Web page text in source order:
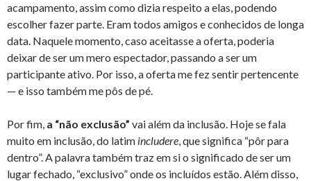
acampamento, assim como dizia respeito a elas, podendo
escolher fazer parte. Eram todos amigos e conhecidos de longa
data. Naquele momento, caso aceitasse a oferta, poderia
deixar de ser um mero espectador, passando a ser um
participante ativo. Por isso, a oferta me fez sentir pertencente
— e isso também me pôs de pé.
Por fim, a “não exclusão” vai além da inclusão. Hoje se fala
muito em inclusão, do latim includere , que significa “pôr para
dentro”. A palavra também traz em si o significado de ser um
lugar fechado, “exclusivo” onde os incluídos estão. Além disso,